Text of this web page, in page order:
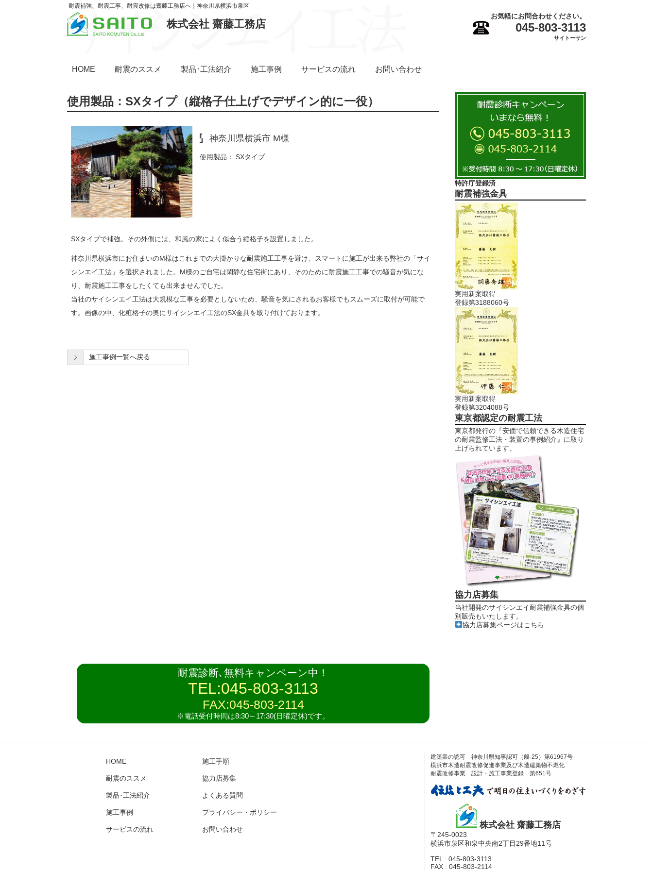
耐震補強、耐震工事、耐震改修は齋藤工務店へ｜神奈川県横浜市泉区
株式会社 齋藤工務店 お気軽にお問合わせください。
045-803-3113
サイトーサン
HOME 耐震のススメ 製品･工法紹介 施工事例 サービスの流れ お問い合わせ
使用製品：SXタイプ（縦格子仕上げでデザイン的に一役）
神奈川県横浜市 M様
使用製品： SXタイプ
SXタイプで補強。その外側には、和風の家によく似合う縦格子を設置しました。
神奈川県横浜市にお住まいのM様はこれまでの大掛かりな耐震施工工事を避け、スマートに施工が出来る弊社の「サイ
シンエイ工法」を選択されました。M様のご自宅は閑静な住宅街にあり、そのために耐震施工工事での騒音が気にな
り、耐震施工工事をしたくても出来ませんでした。
当社のサイシンエイ工法は大規模な工事を必要としないため、騒音を気にされるお客様でもスムーズに取付が可能で
す。画像の中、化粧格子の奥にサイシンエイ工法のSX金具を取り付けております。
施工事例一覧へ戻る
特許庁登録済
耐震補強金具
実用新案取得
登録第3188060号
実用新案取得
登録第3204088号
東京都認定の耐震工法
東京都発行の『安価で信頼できる木造住宅
の耐震監修工法・装置の事例紹介』に取り
上げられています。
協力店募集
当社開発のサイシンエイ耐震補強金具の個
別販売もいたします。
協力店募集ページはこちら
耐震診断､無料キャンペーン中！
TEL:045-803-3113
FAX:045-803-2114
※電話受付時間は8:30～17:30(日曜定休)です。
HOME
耐震のススメ
製品･工法紹介
施工事例
サービスの流れ
施工手順
協力店募集
よくある質問
プライバシー・ポリシー
お問い合わせ
建築業の認可 神奈川県知事認可（般-25）第61967号
横浜市木造耐震改修促進事業及び木造建築物不燃化
耐震改修事業 設計・施工事業登録 第651号
株式会社 齋藤工務店
〒245-0023
横浜市泉区和泉中央南2丁目29番地11号
TEL : 045-803-3113
FAX : 045-803-2114